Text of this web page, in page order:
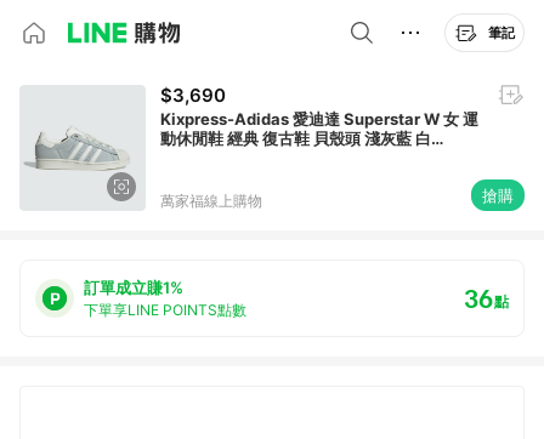
筆記
$3,690
Kixpress-Adidas 愛迪達 Superstar W 女 運
動休閒鞋 經典 復古鞋 貝殼頭 淺灰藍 白
萬家福線上購物 搶購
訂單成立賺1%
下單享LINE POINTS點數 36點